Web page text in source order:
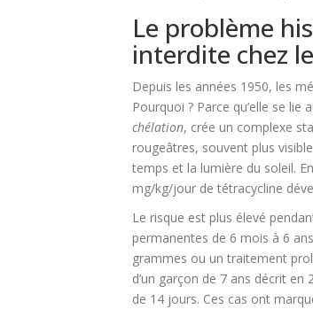
Le problème
interdite chez
Depuis les années 1950, les
Pourquoi ? Parce qu’elle se
chélation, crée un complexe
rougeâtres, souvent plus
temps et la lumière du soleil.
mg/kg/jour de tétracycline
Le risque est plus élevé
permanentes de 6 mois à 6
grammes ou un traitement
d’un garçon de 7 ans décrit
de 14 jours. Ces cas ont